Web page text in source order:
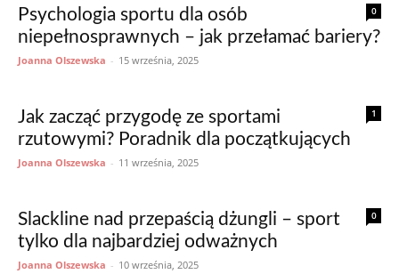
0
Psychologia sportu dla osób
niepełnosprawnych – jak przełamać bariery?
Joanna Olszewska - 15 września, 2025
1
Jak zacząć przygodę ze sportami
rzutowymi? Poradnik dla początkujących
Joanna Olszewska - 11 września, 2025
0
Slackline nad przepaścią dżungli – sport
tylko dla najbardziej odważnych
Joanna Olszewska - 10 września, 2025